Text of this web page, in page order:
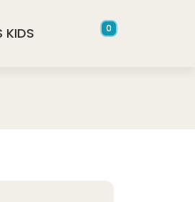
KIDS 0